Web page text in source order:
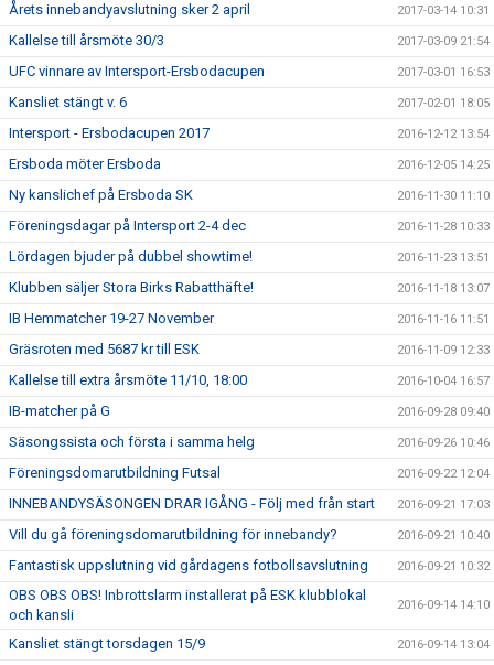
Årets innebandyavslutning sker 2 april 2017-03-14 10:31
Kallelse till årsmöte 30/3 2017-03-09 21:54
UFC vinnare av Intersport-Ersbodacupen 2017-03-01 16:53
Kansliet stängt v. 6 2017-02-01 18:05
Intersport - Ersbodacupen 2017 2016-12-12 13:54
Ersboda möter Ersboda 2016-12-05 14:25
Ny kanslichef på Ersboda SK 2016-11-30 11:10
Föreningsdagar på Intersport 2-4 dec 2016-11-28 10:33
Lördagen bjuder på dubbel showtime! 2016-11-23 13:51
Klubben säljer Stora Birks Rabatthäfte! 2016-11-18 13:07
IB Hemmatcher 19-27 November 2016-11-16 11:51
Gräsroten med 5687 kr till ESK 2016-11-09 12:33
Kallelse till extra årsmöte 11/10, 18:00 2016-10-04 16:57
IB-matcher på G 2016-09-28 09:40
Säsongssista och första i samma helg 2016-09-26 10:46
Föreningsdomarutbildning Futsal 2016-09-22 12:04
INNEBANDYSÄSONGEN DRAR IGÅNG - Följ med från start 2016-09-21 17:03
Vill du gå föreningsdomarutbildning för innebandy? 2016-09-21 10:40
Fantastisk uppslutning vid gårdagens fotbollsavslutning 2016-09-21 10:32
OBS OBS OBS! Inbrottslarm installerat på ESK klubblokal
och kansli
2016-09-14 14:10
Kansliet stängt torsdagen 15/9 2016-09-14 13:04